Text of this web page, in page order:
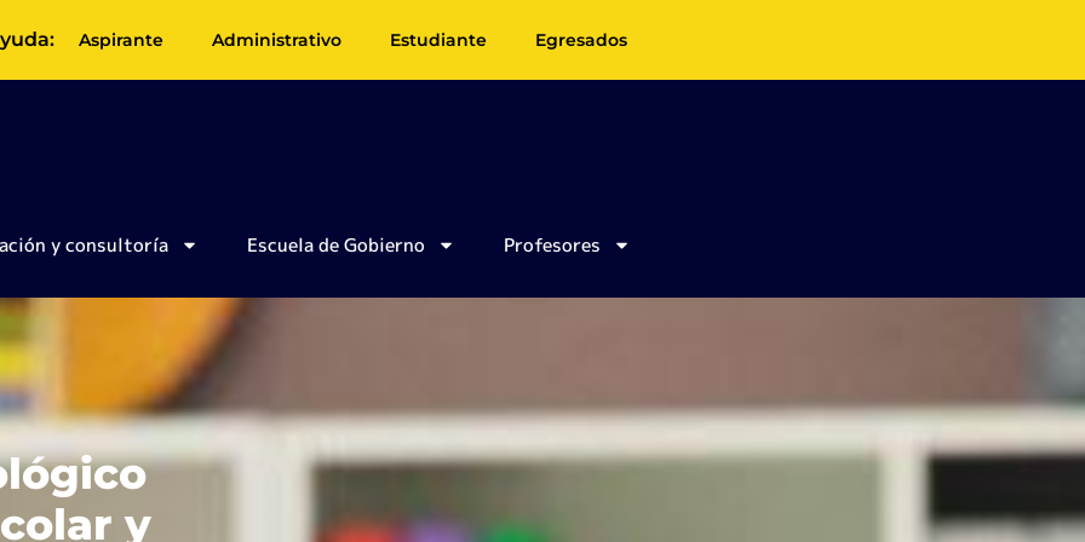
Aspirante Administrativo Estudiante Egresados
y consultoría Escuela de Gobierno Profesores
y